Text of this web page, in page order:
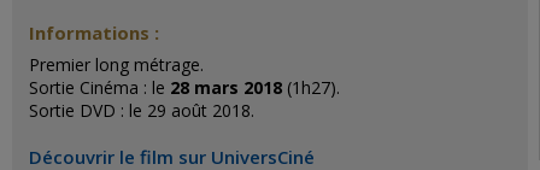
Informations :
Premier long métrage.
Sortie Cinéma : le 28 mars 2018 (1h27).
Sortie DVD : le 29 août 2018.
Découvrir le film sur UniversCiné